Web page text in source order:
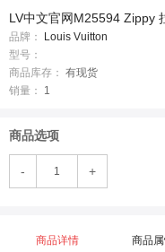
LV中文官网M25594 Zippy
品牌：
Louis Vuitton
型号：
商品库存： 有现货
销量：
1
商品选项
- +
商品详情 商品